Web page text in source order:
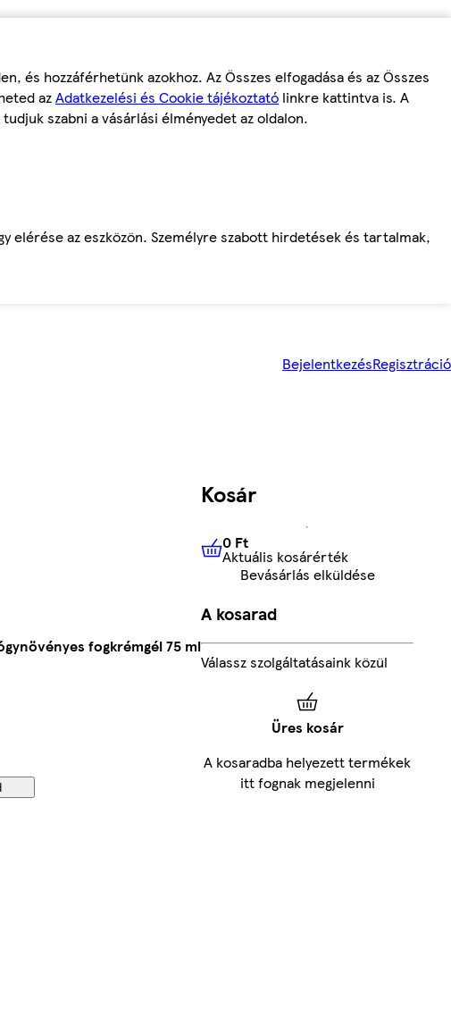
és hozzáférhetünk azokhoz. Az Összes elfogadása és az Összes
azAdatkezelési és Cookie tájékoztató linkre kattintva is. A
szabni a vásárlási élményedet az oldalon.
elérése az eszközön. Személyre szabott hirdetések és tartalmak,
BejelentkezésRegisztráció
fogkrémgél 75 ml
Kosár
0 FtAktuális kosárérték
0 Ft
Aktuális kosárérték
Bevásárlás elküldése
A kosarad
Válassz szolgáltatásaink közül
Üres kosár
A kosaradba helyezett termékek
itt fognak megjelenni